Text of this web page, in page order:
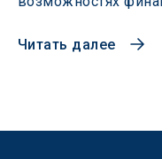
Читать далее